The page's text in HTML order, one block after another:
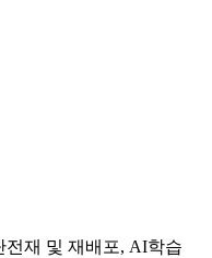
재 및 재배포, AI학습